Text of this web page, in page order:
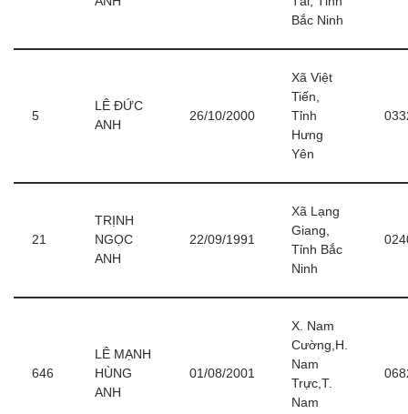
Bắc Ninh
5
LÊ ĐỨC
ANH
26/10/2000
Xã Việt
Tiến,
Tỉnh
Hưng
Yên
21
TRỊNH
NGỌC
ANH
22/09/1991
Xã Lạng
Giang,
Tỉnh Bắc
Ninh
646
LÊ MẠNH
HÙNG
ANH
01/08/2001
X. Nam
Cường,H.
Nam
Trực,T.
Nam